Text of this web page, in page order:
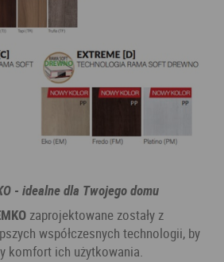
- idealne dla Twojego domu
zaprojektowane zostały z
współczesnych technologii, by
komfort ich użytkowania.